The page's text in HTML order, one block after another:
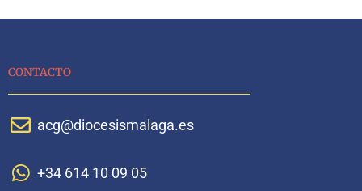
CONTACTO
acg@diocesismalaga.es
+34 614 10 09 05